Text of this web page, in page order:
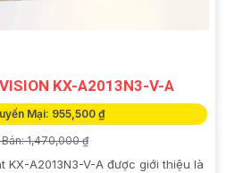
KX-A2013N3-V-A
Mại: 955,500 ₫
Bán: 1,470,000 ₫
KX-A2013N3-V-A được giới thiệu là